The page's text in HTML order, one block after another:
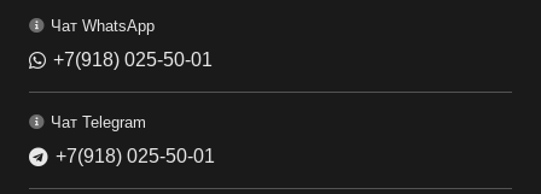
Чат WhatsApp
+7(918) 025-50-01
Чат Telegram
+7(918) 025-50-01